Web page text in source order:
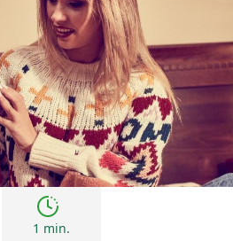
Trendy
1 min.